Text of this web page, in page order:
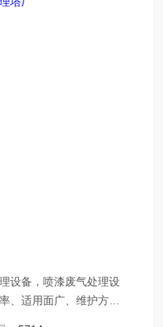
设备，喷漆废气处理设
、适用面广、维护方